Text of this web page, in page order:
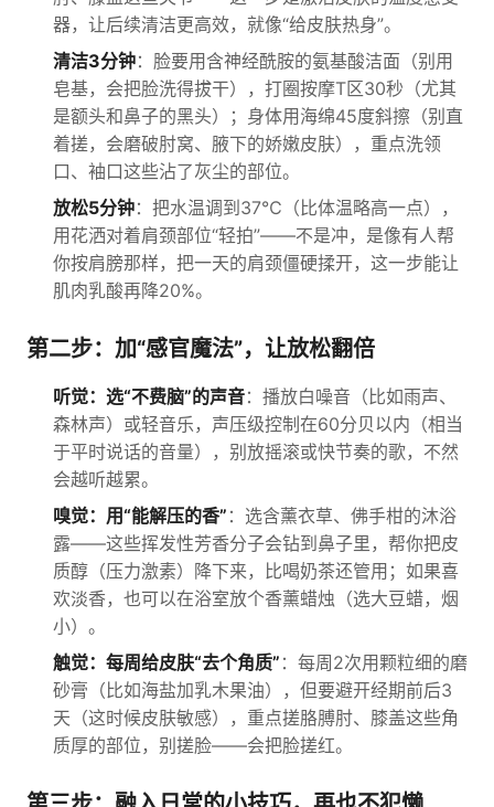
器，让后续清洁更高效，就像“给皮肤热身”。
清洁3分钟：脸要用含神经酰胺的氨基酸洁面（别用
皂基，会把脸洗得拔干），打圈按摩T区30秒（尤其
是额头和鼻子的黑头）；身体用海绵45度斜擦（别直
着搓，会磨破肘窝、腋下的娇嫩皮肤），重点洗领
口、袖口这些沾了灰尘的部位。
放松5分钟：把水温调到37℃（比体温略高一点），
用花洒对着肩颈部位“轻拍”——不是冲，是像有人帮
你按肩膀那样，把一天的肩颈僵硬揉开，这一步能让
肌肉乳酸再降20%。
第二步：加“感官魔法”，让放松翻倍
听觉：选“不费脑”的声音：播放白噪音（比如雨声、
森林声）或轻音乐，声压级控制在60分贝以内（相当
于平时说话的音量），别放摇滚或快节奏的歌，不然
会越听越累。
嗅觉：用“能解压的香” ：选含薰衣草、佛手柑的沐浴
露——这些挥发性芳香分子会钻到鼻子里，帮你把皮
质醇（压力激素）降下来，比喝奶茶还管用；如果喜
欢淡香，也可以在浴室放个香薰蜡烛（选大豆蜡，烟
小）。
触觉：每周给皮肤“去个角质” ：每周2次用颗粒细的磨
砂膏（比如海盐加乳木果油），但要避开经期前后3
天（这时候皮肤敏感），重点搓胳膊肘、膝盖这些角
质厚的部位，别搓脸——会把脸搓红。